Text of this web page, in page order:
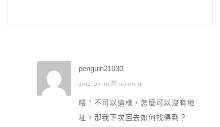
penguin21030
2012-09-01 於 00:09:31
喂！不可以這樣，怎麼可以沒有地
址，那我下次回去如何找得到？